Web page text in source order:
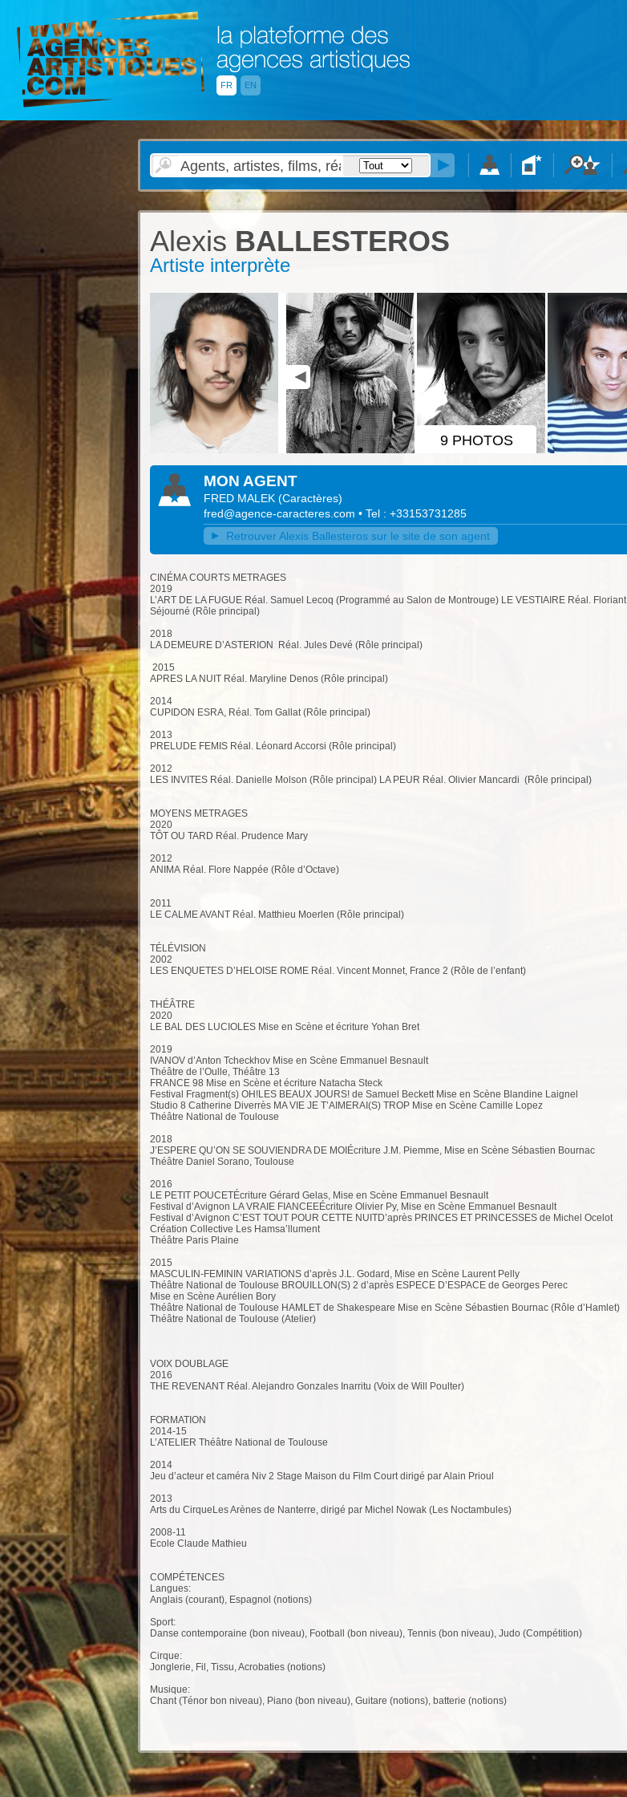
FR EN
Alexis BALLESTEROS
Artiste interprète
9 PHOTOS
MON AGENT
FRED MALEK (Caractères)
fred@agence-caracteres.com • Tel : +33153731285
Retrouver Alexis Ballesteros sur le site de son agent
CINÉMA COURTS METRAGES
2019
L’ART DE LA FUGUE Réal. Samuel Lecoq (Programmé au Salon de Montrouge) LE VESTIAIRE Réal. Floriant
Séjourné (Rôle principal)
2018
LA DEMEURE D’ASTERION Réal. Jules Devé (Rôle principal)
2015
APRES LA NUIT Réal. Maryline Denos (Rôle principal)
2014
CUPIDON ESRA, Réal. Tom Gallat (Rôle principal)
2013
PRELUDE FEMIS Réal. Léonard Accorsi (Rôle principal)
2012
LES INVITES Réal. Danielle Molson (Rôle principal) LA PEUR Réal. Olivier Mancardi (Rôle principal)
MOYENS METRAGES
2020
TÔT OU TARD Réal. Prudence Mary
2012
ANIMA Réal. Flore Nappée (Rôle d’Octave)
2011
LE CALME AVANT Réal. Matthieu Moerlen (Rôle principal)
TÉLÉVISION
2002
LES ENQUETES D’HELOISE ROME Réal. Vincent Monnet, France 2 (Rôle de l’enfant)
THÉÂTRE
2020
LE BAL DES LUCIOLES Mise en Scène et écriture Yohan Bret
2019
IVANOV d’Anton Tcheckhov Mise en Scène Emmanuel Besnault
Théâtre de l’Oulle, Théâtre 13
FRANCE 98 Mise en Scène et écriture Natacha Steck
Festival Fragment(s) OH!LES BEAUX JOURS! de Samuel Beckett Mise en Scène Blandine Laignel
Studio 8 Catherine Diverrès MA VIE JE T’AIMERAI(S) TROP Mise en Scène Camille Lopez
Théâtre National de Toulouse
2018
J’ESPERE QU’ON SE SOUVIENDRA DE MOIÉcriture J.M. Piemme, Mise en Scène Sébastien Bournac
Théâtre Daniel Sorano, Toulouse
2016
LE PETIT POUCETÉcriture Gérard Gelas, Mise en Scène Emmanuel Besnault
Festival d’Avignon LA VRAIE FIANCEEÉcriture Olivier Py, Mise en Scène Emmanuel Besnault
Festival d’Avignon C’EST TOUT POUR CETTE NUITD’après PRINCES ET PRINCESSES de Michel Ocelot
Création Collective Les Hamsa’llument
Théâtre Paris Plaine
2015
MASCULIN-FEMININ VARIATIONS d’après J.L. Godard, Mise en Scène Laurent Pelly
Théâtre National de Toulouse BROUILLON(S) 2 d’après ESPECE D’ESPACE de Georges Perec
Mise en Scène Aurélien Bory
Théâtre National de Toulouse HAMLET de Shakespeare Mise en Scène Sébastien Bournac (Rôle d’Hamlet)
Théâtre National de Toulouse (Atelier)
VOIX DOUBLAGE
2016
THE REVENANT Réal. Alejandro Gonzales Inarritu (Voix de Will Poulter)
FORMATION
2014-15
L’ATELIER Théâtre National de Toulouse
2014
Jeu d’acteur et caméra Niv 2 Stage Maison du Film Court dirigé par Alain Prioul
2013
Arts du CirqueLes Arènes de Nanterre, dirigé par Michel Nowak (Les Noctambules)
2008-11
Ecole Claude Mathieu
COMPÉTENCES
Langues:
Anglais (courant), Espagnol (notions)
Sport:
Danse contemporaine (bon niveau), Football (bon niveau), Tennis (bon niveau), Judo (Compétition)
Cirque:
Jonglerie, Fil, Tissu, Acrobaties (notions)
Musique:
Chant (Ténor bon niveau), Piano (bon niveau), Guitare (notions), batterie (notions)